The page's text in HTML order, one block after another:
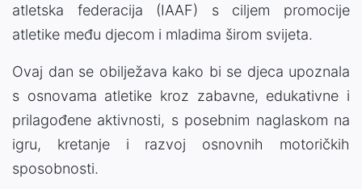
atletska federacija (IAAF) s ciljem promocije
atletike među djecom i mladima širom svijeta.
Ovaj dan se obilježava kako bi se djeca upoznala
s osnovama atletike kroz zabavne, edukativne i
prilagođene aktivnosti, s posebnim naglaskom na
igru, kretanje i razvoj osnovnih motoričkih
sposobnosti.